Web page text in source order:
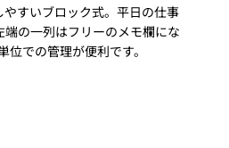
すいブロック式。平日の仕事
の一列はフリーのメモ欄にな
での管理が便利です。